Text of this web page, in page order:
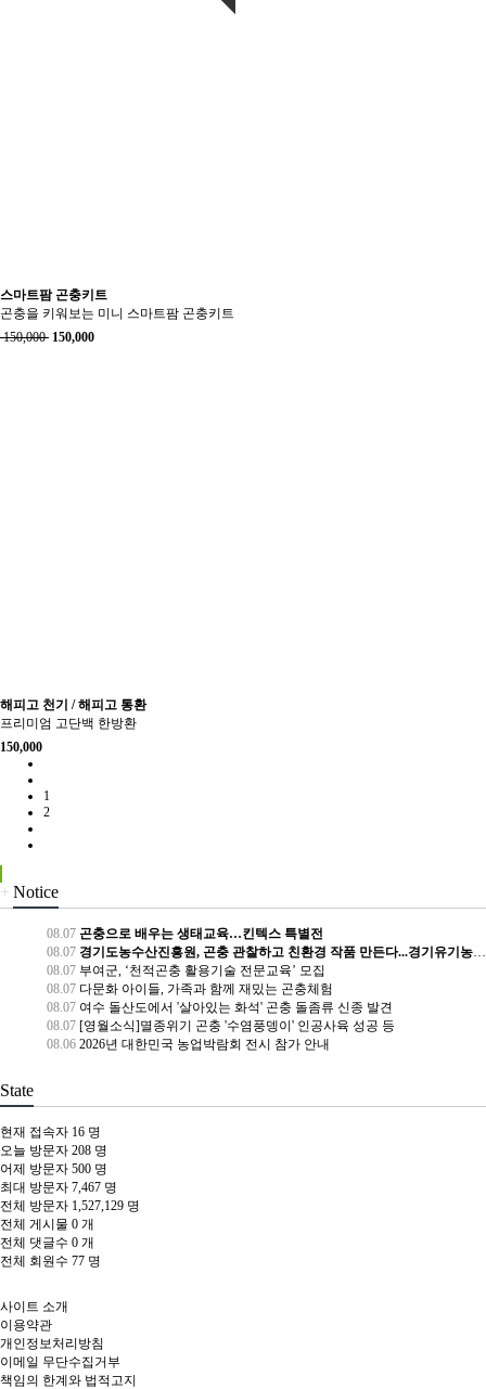
스마트팜 곤충키트
곤충을 키워보는 미니 스마트팜 곤충키트
150,000 150,000
해피고 천기 / 해피고 통환
프리미엄 고단백 한방환
150,000
1
2
+ Notice
08.07 곤충으로 배우는 생태교육…킨텍스 특별전
08.07 경기도농수산진흥원, 곤충 관찰하고 친환경 작품 만든다...경기유기농센터 방학 프로그램
08.07 부여군, ‘천적곤충 활용기술 전문교육’ 모집
08.07 다문화 아이들, 가족과 함께 재밌는 곤충체험
08.07 여수 돌산도에서 '살아있는 화석' 곤충 돌좀류 신종 발견
08.07 [영월소식]멸종위기 곤충 '수염풍뎅이' 인공사육 성공 등
08.06 2026년 대한민국 농업박람회 전시 참가 안내
State
현재 접속자 16 명
오늘 방문자 208 명
어제 방문자 500 명
최대 방문자 7,467 명
전체 방문자 1,527,129 명
전체 게시물 0 개
전체 댓글수 0 개
전체 회원수 77 명
사이트 소개
이용약관
개인정보처리방침
이메일 무단수집거부
책임의 한계와 법적고지